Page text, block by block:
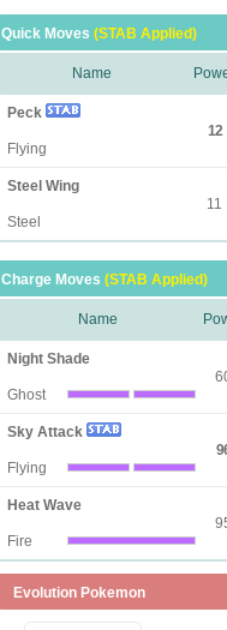
Quick Moves (STAB Applied)
Name
Peck
Flying
12
Steel Wing
Steel
11
Charge Moves (STAB Applied)
Name
Night Shade
Ghost
Sky Attack
Flying
Heat Wave
Fire
Evolution Pokemon